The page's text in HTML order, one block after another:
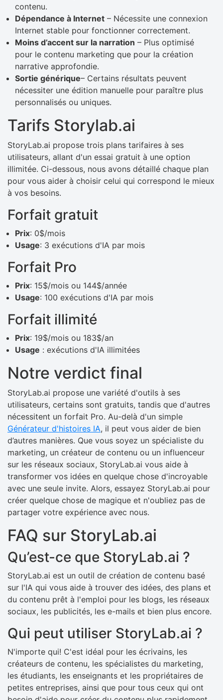
contenu.
Dépendance à Internet – Nécessite une connexion
Internet stable pour fonctionner correctement.
Moins d’accent sur la narration – Plus optimisé
pour le contenu marketing que pour la création
narrative approfondie.
Sortie générique– Certains résultats peuvent
nécessiter une édition manuelle pour paraître plus
personnalisés ou uniques.
Tarifs Storylab.ai
StoryLab.ai propose trois plans tarifaires à ses
utilisateurs, allant d'un essai gratuit à une option
illimitée. Ci-dessous, nous avons détaillé chaque plan
pour vous aider à choisir celui qui correspond le mieux
à vos besoins.
Forfait gratuit
Prix: 0$/mois
Usage: 3 exécutions d'IA par mois
Forfait Pro
Prix: 15$/mois ou 144$/année
Usage: 100 exécutions d'IA par mois
Forfait illimité
Prix: 19$/mois ou 183$/an
Usage : exécutions d'IA illimitées
Notre verdict final
StoryLab.ai propose une variété d'outils à ses
utilisateurs, certains sont gratuits, tandis que d'autres
nécessitent un forfait Pro. Au-delà d'un simple
Générateur d'histoires IA, il peut vous aider de bien
d’autres manières. Que vous soyez un spécialiste du
marketing, un créateur de contenu ou un influenceur
sur les réseaux sociaux, StoryLab.ai vous aide à
transformer vos idées en quelque chose d'incroyable
avec une seule invite. Alors, essayez StoryLab.ai pour
créer quelque chose de magique et n'oubliez pas de
partager votre expérience avec nous.
FAQ sur StoryLab.ai
Qu’est-ce que StoryLab.ai ?
StoryLab.ai est un outil de création de contenu basé
sur l'IA qui vous aide à trouver des idées, des plans et
du contenu prêt à l'emploi pour les blogs, les réseaux
sociaux, les publicités, les e-mails et bien plus encore.
Qui peut utiliser StoryLab.ai ?
N'importe qui! C'est idéal pour les écrivains, les
créateurs de contenu, les spécialistes du marketing,
les étudiants, les enseignants et les propriétaires de
petites entreprises, ainsi que pour tous ceux qui ont